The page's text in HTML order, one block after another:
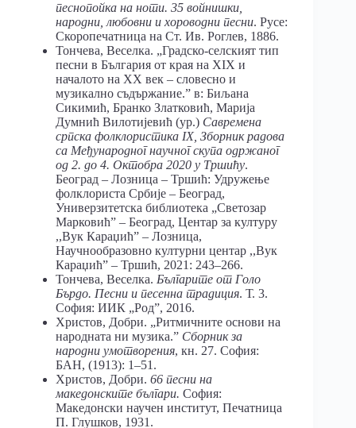
песнопойка на ноти. 35 войнишки,
народни, любовни и хороводни песни. Русе:
Скоропечатница на Ст. Ив. Роглев, 1886.
Тончева, Веселка. „Градско-селският тип
песни в България от края на XIX и
началото на XX век – словесно и
музикално съдържание.ˮ в: Биљана
Сикимић, Бранко Златковић, Марија
Думнић Вилотијевић (ур.) Савремена
српска фолклористика IX , Зборник радова
са Међународнoг научног скупа одржаног
од 2. до 4. Октобра 2020 у Тршићу.
Београд – Лозница – Тршић: Удружење
фолклориста Србије – Београд,
Универзитетска библиотека „Светозар
Марковићˮ – Београд, Центар за културу
,,Вук Караџићˮ – Лозница,
Научнообразовно културни центар ,,Вук
Караџићˮ – Тршић, 2021: 243–266.
Тончева, Веселка. Българите от Голо
Бърдо. Песни и песенна традиция. Т. 3.
София: ИИК „Родˮ, 2016.
Христов, Добри. „Ритмичните основи на
народната ни музика.ˮ Сборник за
народни умотворения, кн. 27. София:
БАН, (1913): 1–51.
Христов, Добри. 66 песни на
македонските българи. София:
Македонски научен институт, Печатница
П. Глушков, 1931.